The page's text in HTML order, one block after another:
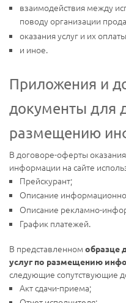
взаимодействия между
поводу организации
оказания услуг и их
и иное.
Приложения и
документы для
размещению
В договоре-оферты
информации на сайте
Прейскурант;
Описание
Описание рекламно-
График платежей.
В представленном образце
услуг по размещению
следующие сопутствующие
Акт сдачи-приема;